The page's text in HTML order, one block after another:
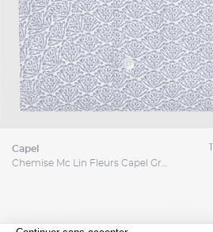
capel
Chemise Mc Lin Fleurs Capel Grande Taille